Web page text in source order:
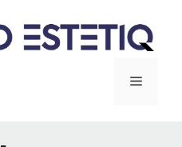
Menu